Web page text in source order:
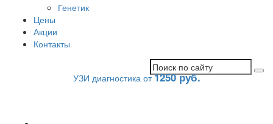
Генетик
Цены
Акции
Контакты
УЗИ диагностика от1250 руб.